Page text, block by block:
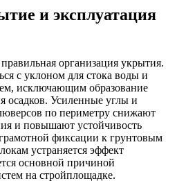
и эксплуатация
организация укрытия.
с уклоном для стока воды и
исключающим образование
осадков. Усиленные углы и
по периметру снижают
и повышают устойчивость
фиксации к грунтовым
устраняется эффект
основной причиной
на стройплощадке.